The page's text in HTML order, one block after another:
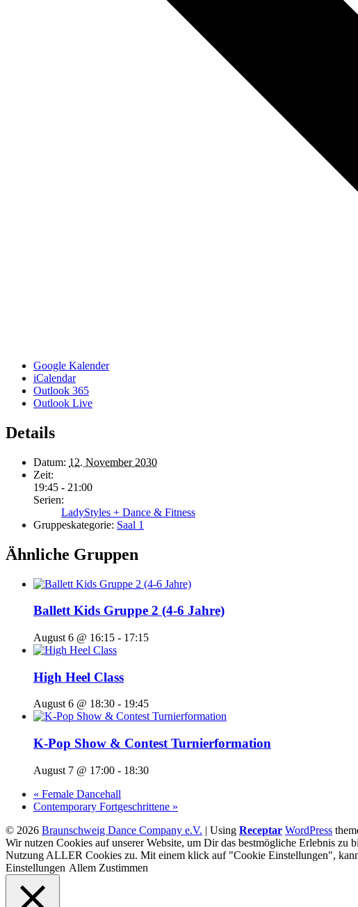
Google Kalender
iCalendar
Outlook 365
Outlook Live
Details
Datum: 12. November 2030
Zeit:
19:45 - 21:00
Serien:
LadyStyles + Dance & Fitness
Gruppeskategorie: Saal 1
Ähnliche Gruppen
Ballett Kids Gruppe 2 (4-6 Jahre)
August 6 @ 16:15 - 17:15
High Heel Class
August 6 @ 18:30 - 19:45
K-Pop Show & Contest Turnierformation
August 7 @ 17:00 - 18:30
« Female Dancehall
Contemporary Fortgeschrittene »
© 2026 Braunschweig Dance Company e.V. | Using Receptar WordPress
Wir nutzen Cookies auf unserer Website, um Dir das bestmögliche Erlebnis
Nutzung ALLER Cookies zu. Mit einem klick auf "Cookie Einstellungen",
Einstellungen Allem Zustimmen